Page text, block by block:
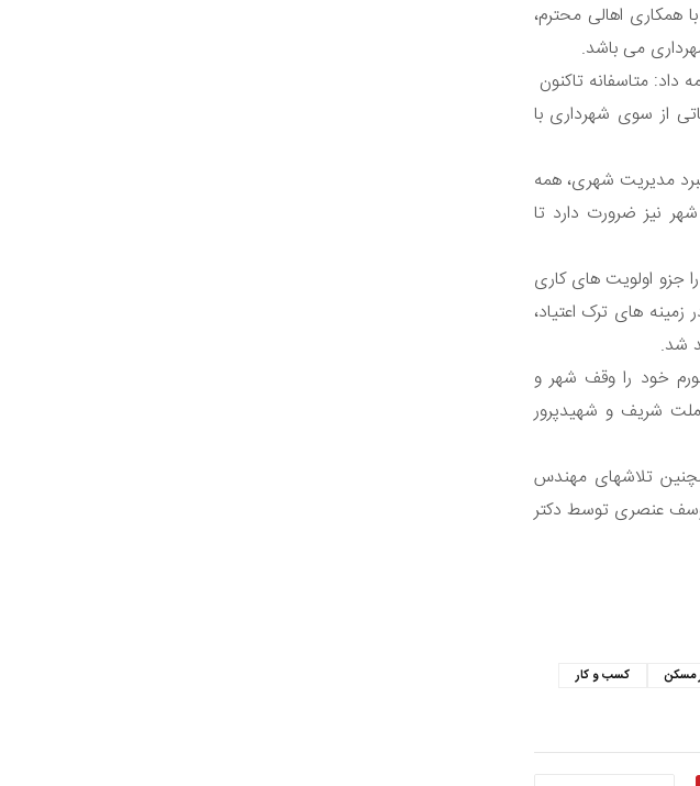
همکاری اهالی محترم،
می باشد.
داد: متاسفانه تاکنون
از سوی شهرداری با
مدیریت شهری، همه
نیز ضرورت دارد تا
جزو اولویت های کاری
های ترک اعتیاد،
شد.
خود را وقف شهر و
شریف و شهیدپرور
تلاشهای مهندس
عنصری توسط دکتر
مسکن
کسب و کار